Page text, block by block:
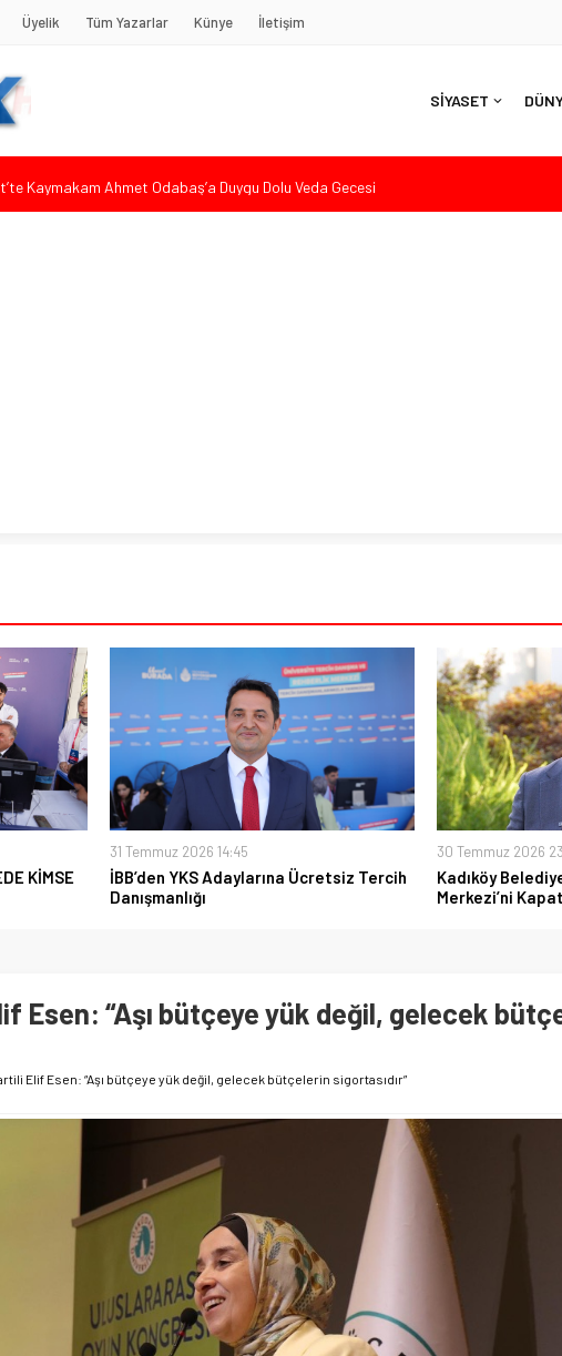
Üyelik Tüm Yazarlar Künye İletişim
SİYASET
Kaymakam Ahmet Odabaş’a Duygu Dolu Veda Gecesi
Halaçoğlu’ndan TBMM’ye Sunulan Yasa Teklifine Sert Eleştiri: “Osmanlı’nın
KİMSE
31 Temmuz 2026 14:45
İBB’den YKS Adaylarına Ücretsiz Tercih
Danışmanlığı
30 Temmuz 2026
Kadıköy
Merkezi’ni
Esen: “Aşı bütçeye yük değil, gelecek
Elif Esen: “Aşı bütçeye yük değil, gelecek bütçelerin sigortasıdır”